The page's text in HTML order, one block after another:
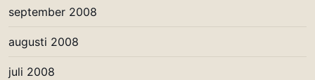
september 2008
augusti 2008
juli 2008